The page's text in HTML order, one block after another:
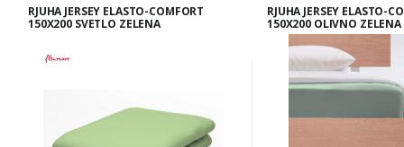
RJUHA JERSEY ELASTO-COMFORT
150X200 SVETLO ZELENA
RJUHA JERSEY ELASTO-
150X200 OLIVNO ZELENA